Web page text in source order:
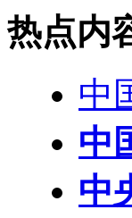
热点内
中
中
中